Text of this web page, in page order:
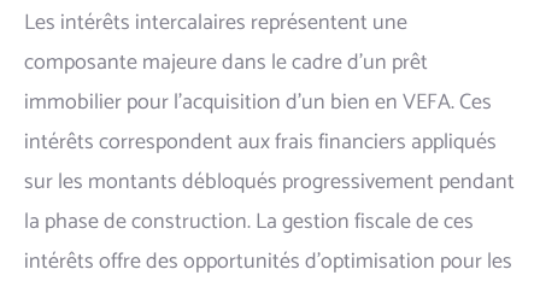
Les intérêts intercalaires représentent une
composante majeure dans le cadre d'un prêt
immobilier pour l'acquisition d'un bien en VEFA. Ces
intérêts correspondent aux frais financiers appliqués
sur les montants débloqués progressivement pendant
la phase de construction. La gestion fiscale de ces
intérêts offre des opportunités d'optimisation pour les